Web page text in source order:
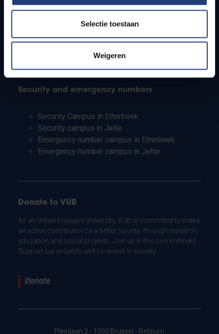
Selectie toestaan
Weigeren
Students
PhD students
Teachers and secondary schools
Working students
Security and emergency numbers
Security Campus in Etterbeek
Security campus in Jette
Emergency number campus in Etterbeek
Emergency number campus in Jette
Donate to VUB
As an Urban Engaged University, VUB is committed to make
an active contribution to a better society: through research,
education and social projects. Join us in this commitment.
Support our projects and co-invest in society.
Donate
Pleinlaan 2 - 1050 Brussel - Belgium